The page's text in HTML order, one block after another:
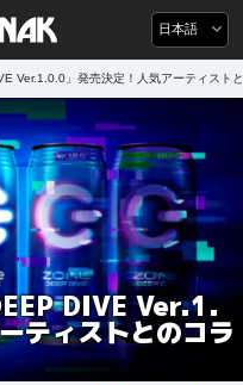
日本語
Ver.1.0.0」発売決定！人気アーティスト
DIVE Ver.1.
ティストとのコラ